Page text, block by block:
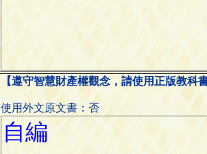
【遵守智慧財產權觀念，請使用正版教科
使用外文原文書：否